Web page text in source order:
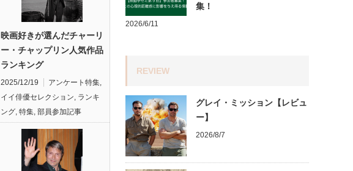
映画好きが選んだチャーリ
ー・チャップリン人気作品
ランキング
2025/12/19 アンケート特集,
イイ俳優セレクション, ランキ
ング, 特集, 部員参加記事
集！
2026/6/11
REVIEW
グレイ・ミッション【レビュ
ー】
2026/8/7